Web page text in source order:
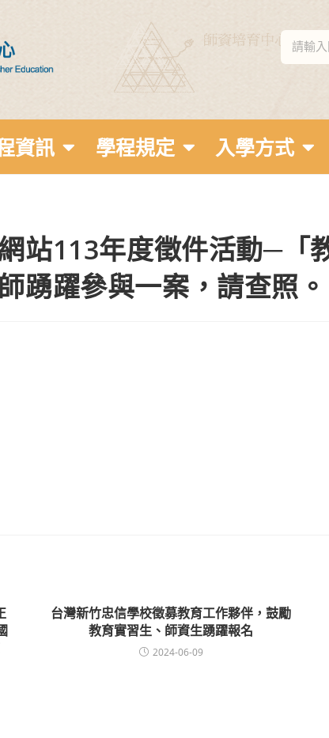
資訊 學程規定 入學方式
站113年度徵件活動─「
踴躍參與一案，請查照。
台灣新竹忠信學校徵募教育工作夥伴，鼓勵
教育實習生、師資生踴躍報名
2024-06-09